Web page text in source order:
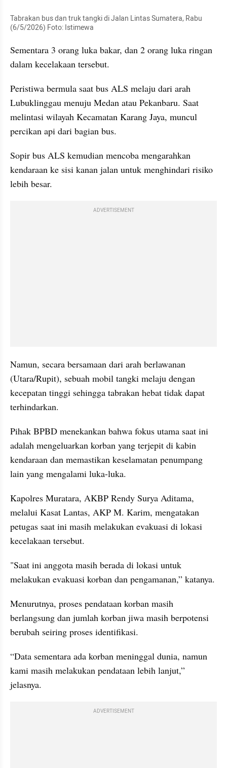
Tabrakan bus dan truk tangki di Jalan Lintas Sumatera, Rabu
(6/5/2026) Foto: Istimewa
Sementara 3 orang luka bakar, dan 2 orang luka ringan
dalam kecelakaan tersebut.
Peristiwa bermula saat bus ALS melaju dari arah
Lubuklinggau menuju Medan atau Pekanbaru. Saat
melintasi wilayah Kecamatan Karang Jaya, muncul
percikan api dari bagian bus.
​Sopir bus ALS kemudian mencoba mengarahkan
kendaraan ke sisi kanan jalan untuk menghindari risiko
lebih besar.
ADVERTISEMENT
Namun, secara bersamaan dari arah berlawanan
(Utara/Rupit), sebuah mobil tangki melaju dengan
kecepatan tinggi sehingga tabrakan hebat tidak dapat
terhindarkan.
​Pihak BPBD menekankan bahwa fokus utama saat ini
adalah mengeluarkan korban yang terjepit di kabin
kendaraan dan memastikan keselamatan penumpang
lain yang mengalami luka-luka.
Kapolres Muratara, AKBP Rendy Surya Aditama,
melalui Kasat Lantas, AKP M. Karim, mengatakan
petugas saat ini masih melakukan evakuasi di lokasi
kecelakaan tersebut.
"Saat ini anggota masih berada di lokasi untuk
melakukan evakuasi korban dan pengamanan,” katanya.
Menurutnya, proses pendataan korban masih
berlangsung dan jumlah korban jiwa masih berpotensi
berubah seiring proses identifikasi.
“Data sementara ada korban meninggal dunia, namun
kami masih melakukan pendataan lebih lanjut,”
jelasnya.
ADVERTISEMENT